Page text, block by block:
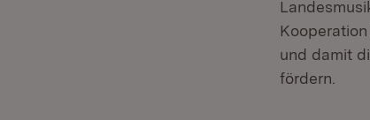
und damit
fördern.